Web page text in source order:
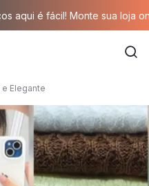
aqui é fácil! Monte sua loja
e Elegante